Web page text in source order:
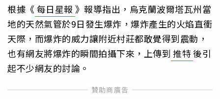
根據《每日星報 》報導指出，烏克蘭波爾塔瓦州當
地的天然氣管於9日發生爆炸，爆炸產生的火焰直衝
天際，而爆炸的威力讓附近村莊都敢覺得到震動，
也有網友將爆炸的瞬間拍攝下來，上傳到 推特後引
起不少網友的討論。